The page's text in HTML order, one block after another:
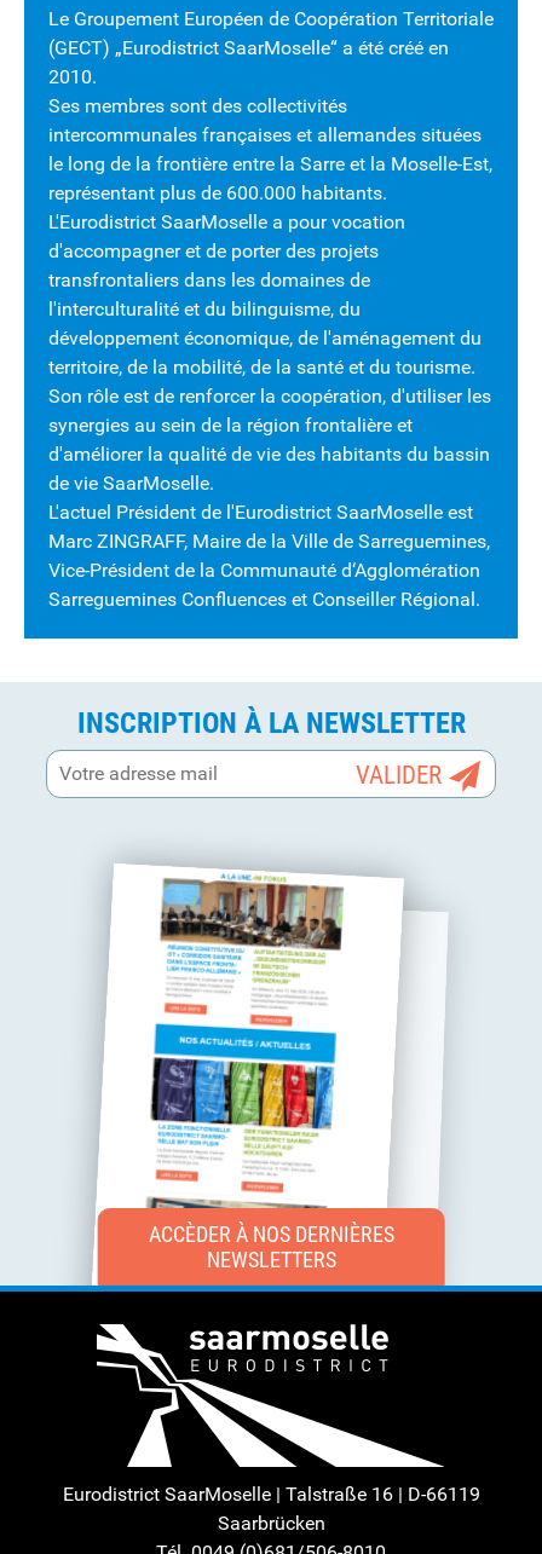
Le Groupement Européen de Coopération Territoriale
(GECT) „Eurodistrict SaarMoselle“ a été créé en
2010.
Ses membres sont des collectivités
intercommunales françaises et allemandes situées
le long de la frontière entre la Sarre et la Moselle-Est,
représentant plus de 600.000 habitants.
L'Eurodistrict SaarMoselle a pour vocation
d'accompagner et de porter des projets
transfrontaliers dans les domaines de
l'interculturalité et du bilinguisme, du
développement économique, de l'aménagement du
territoire, de la mobilité, de la santé et du tourisme.
Son rôle est de renforcer la coopération, d'utiliser les
synergies au sein de la région frontalière et
d'améliorer la qualité de vie des habitants du bassin
de vie SaarMoselle.
L'actuel Président de l'Eurodistrict SaarMoselle est
Marc ZINGRAFF, Maire de la Ville de Sarreguemines,
Vice-Président de la Communauté d‘Agglomération
Sarreguemines Confluences et Conseiller Régional.
INSCRIPTION À LA NEWSLETTER
ACCÈDER À NOS DERNIÈRES
NEWSLETTERS
Eurodistrict SaarMoselle | Talstraße 16 | D-66119
Saarbrücken